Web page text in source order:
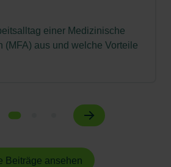
einer Medizinische
(MFA) aus und welche Vorteile
Beiträge ansehen